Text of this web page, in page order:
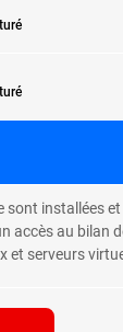
installées
accès au bilan
et serveurs